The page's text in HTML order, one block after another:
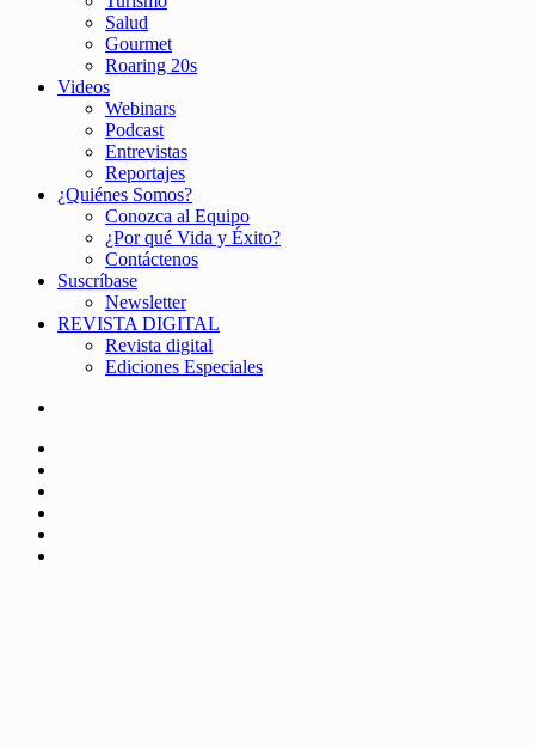
Salud
Gourmet
Roaring 20s
Videos
Webinars
Podcast
Entrevistas
Reportajes
¿Quiénes Somos?
Conozca al Equipo
¿Por qué Vida y Éxito?
Contáctenos
Suscríbase
Newsletter
REVISTA DIGITAL
Revista digital
Ediciones Especiales